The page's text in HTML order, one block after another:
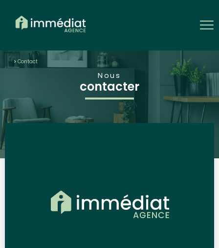
contact
Nous
contacter